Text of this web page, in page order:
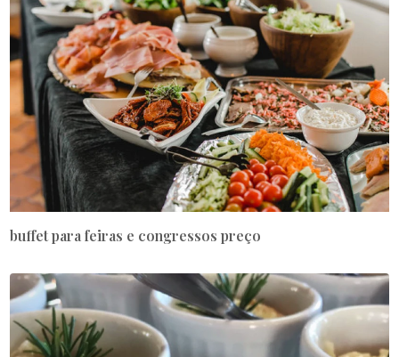
buffet para feiras e congressos preço